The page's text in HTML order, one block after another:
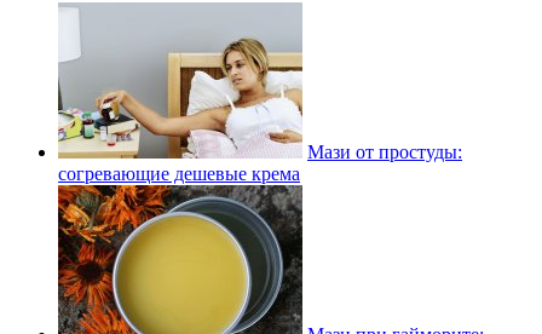
Мази от простуды:
согревающие дешевые крема